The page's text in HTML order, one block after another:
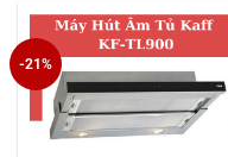
6.180.000 ₫.
tại
là:
4.600.000 ₫.
-21%